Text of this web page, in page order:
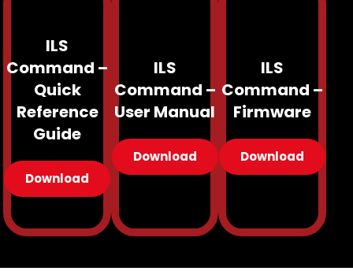
ILS
Command –
Quick
Reference
Guide
Download
ILS
Command –
User Manual
Download
ILS
Command –
Firmware
Download